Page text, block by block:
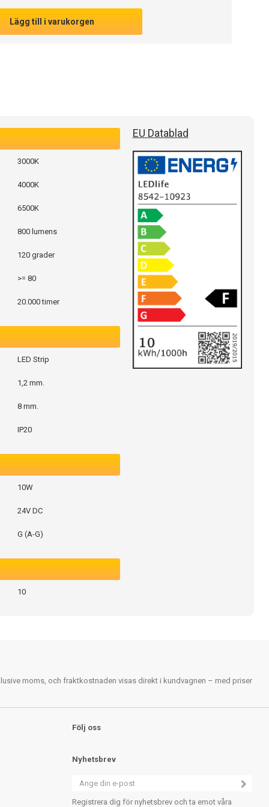
Lägg till i varukorgen
3000K
4000K
6500K
800 lumens
120 grader
>= 80
20.000 timer
LED Strip
1,2 mm.
8 mm.
IP20
10W
24V DC
G (A-G)
10
EU Datablad
moms, och fraktkostnaden visas direkt i kundvagnen – med priser
Följ oss
Nyhetsbrev
Registrera dig för nyhetsbrev och ta emot våra